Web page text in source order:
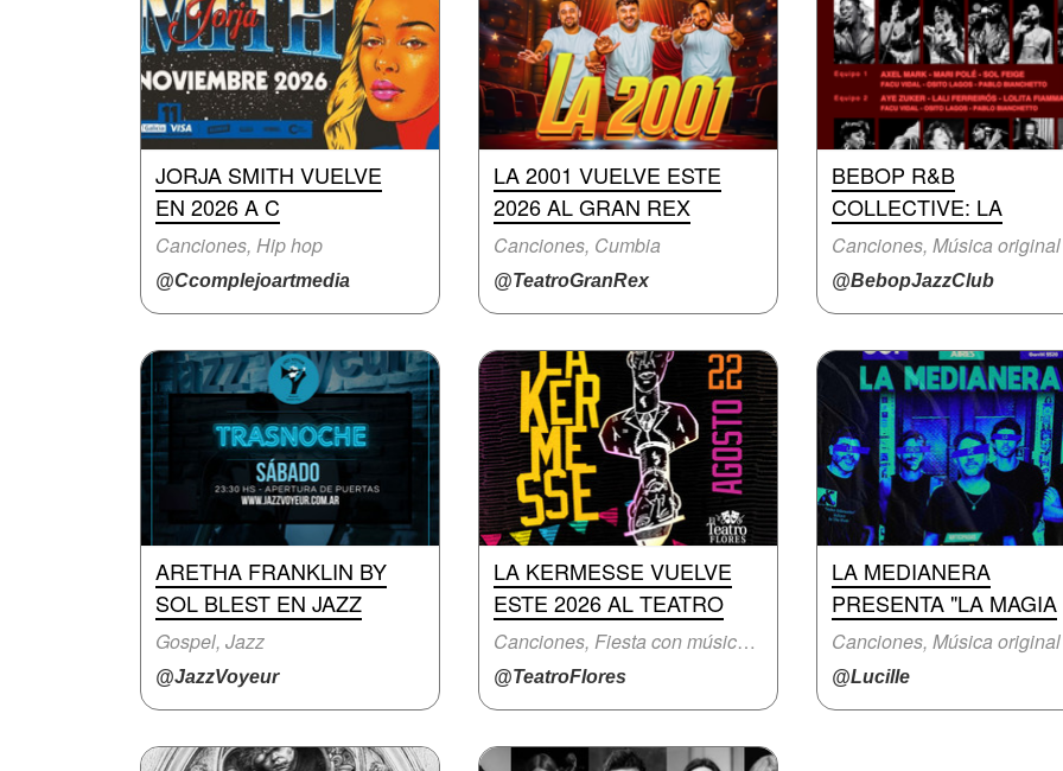
JORJA SMITH VUELVE
EN 2026 A C
Canciones, Hip hop
@Ccomplejoartmedia
LA 2001 VUELVE ESTE
2026 AL GRAN REX
Canciones, Cumbia
@TeatroGranRex
BEBOP R&B
COLLECTIVE: LA
Canciones, Música original
@BebopJazzClub
ARETHA FRANKLIN BY
SOL BLEST EN JAZZ
Gospel, Jazz
@JazzVoyeur
LA KERMESSE VUELVE
ESTE 2026 AL TEATRO
Canciones, Fiesta con música en vivo
@TeatroFlores
LA MEDIANERA
PRESENTA "LA MAGIA
Canciones, Música original
@Lucille